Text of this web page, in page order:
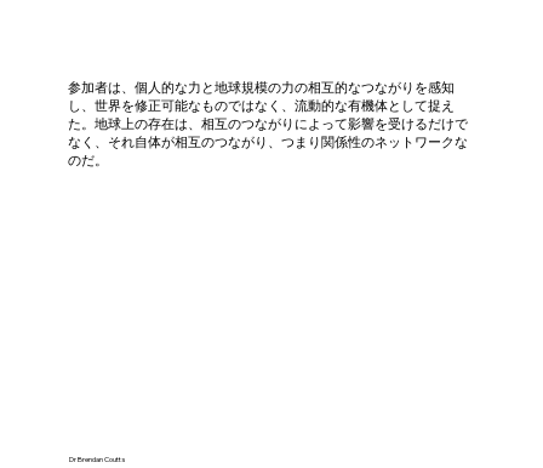
参加者は、個人的な力と地球規模の力の相互的なつながりを感知
し、世界を修正可能なものではなく、流動的な有機体として捉え
た。地球上の存在は、相互のつながりによって影響を受けるだけで
なく、それ自体が相互のつながり、つまり関係性のネットワークな
のだ。
Dr Brendan Coutts